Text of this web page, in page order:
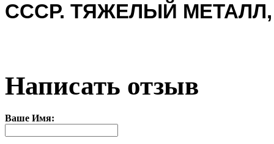
СССР. ТЯЖЕЛЫЙ
Написать отзыв
Ваше Имя: